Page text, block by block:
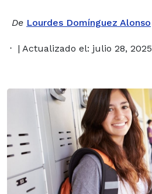
De Lourdes Domínguez Alonso
| Actualizado el: julio 28, 2025